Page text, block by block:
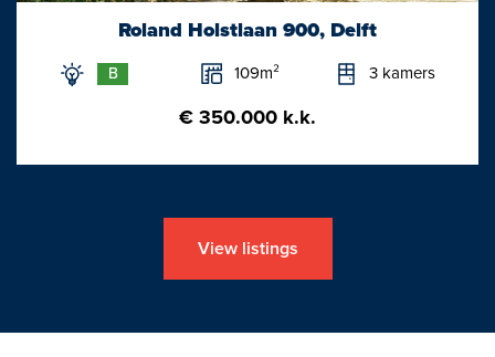
Roland Holstlaan 900, Delft
B 109m² 3 kamers
€ 350.000 k.k.
View listings